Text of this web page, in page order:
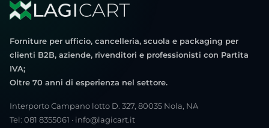
Forniture per ufficio, cancelleria, scuola e packaging per
clienti B2B, aziende, rivenditori e professionisti con Partita
IVA;
Oltre 70 anni di esperienza nel settore.
Interporto Campano lotto D. 327, 80035 Nola, NA
Tel: 081 8355061 · info@lagicart.it